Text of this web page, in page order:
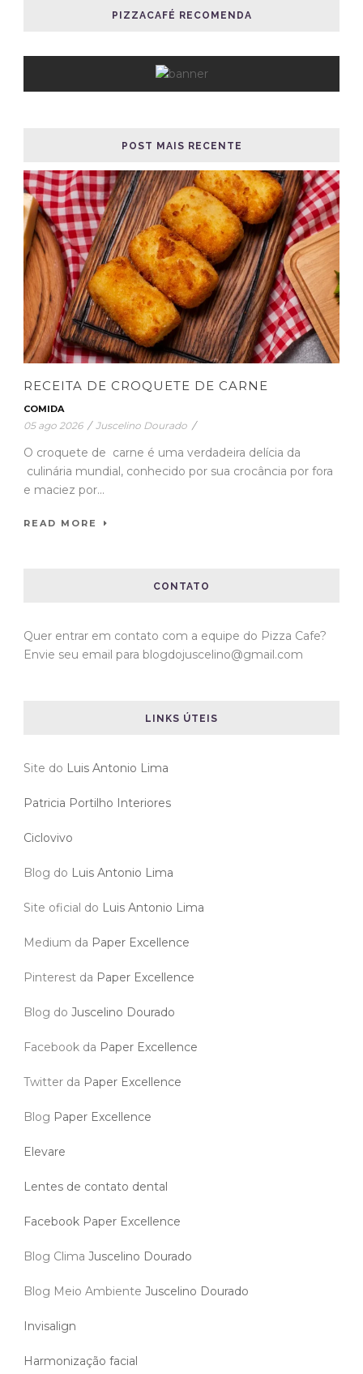
PIZZACAFÉ RECOMENDA
POST MAIS RECENTE
RECEITA DE CROQUETE DE CARNE
COMIDA
05 ago 2026 / Juscelino Dourado /
O croquete de carne é uma verdadeira delícia da
culinária mundial, conhecido por sua crocância por fora
e maciez por...
READ MORE
CONTATO
Quer entrar em contato com a equipe do Pizza Cafe?
Envie seu email para blogdojuscelino@gmail.com
LINKS ÚTEIS
Site do Luis Antonio Lima
Patricia Portilho Interiores
Ciclovivo
Blog do Luis Antonio Lima
Site oficial do Luis Antonio Lima
Medium da Paper Excellence
Pinterest da Paper Excellence
Blog do Juscelino Dourado
Facebook da Paper Excellence
Twitter da Paper Excellence
Blog Paper Excellence
Elevare
Lentes de contato dental
Facebook Paper Excellence
Blog Clima Juscelino Dourado
Blog Meio Ambiente Juscelino Dourado
Invisalign
Harmonização facial